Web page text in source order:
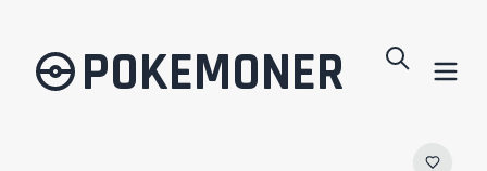
POKEMONER